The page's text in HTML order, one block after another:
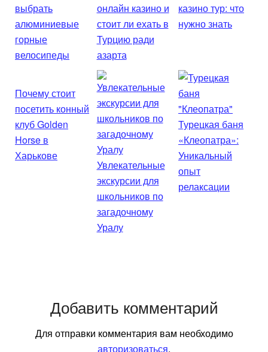
выбрать
алюминиевые
горные
велосипеды
онлайн казино и
стоит ли ехать в
Турцию ради
азарта
казино тур: что
нужно знать
Почему стоит
посетить конный
клуб Golden
Horse в
Харькове
Увлекательные
экскурсии для
школьников по
загадочному
Уралу
Турецкая баня
«Клеопатра»:
Уникальный
опыт
релаксации
Добавить комментарий
Для отправки комментария вам необходимо
авторизоваться.